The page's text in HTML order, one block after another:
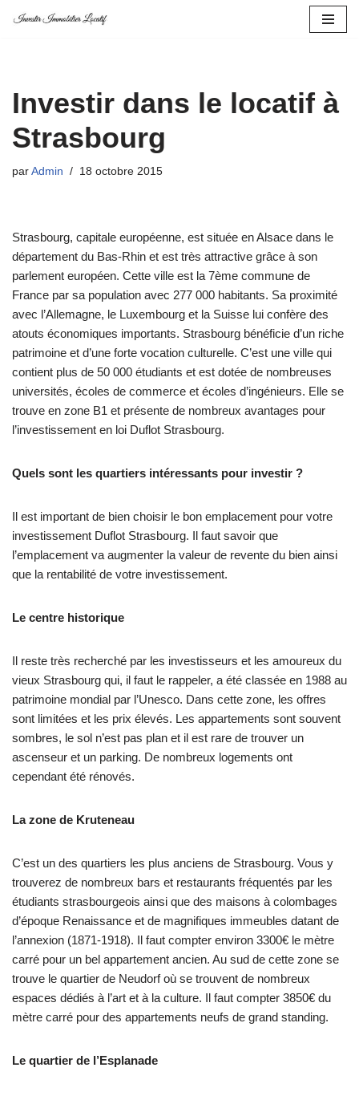
Investir dans le locatif à
Strasbourg
par Admin 18 octobre 2015
Strasbourg, capitale européenne, est située en Alsace dans le
département du Bas-Rhin et est très attractive grâce à son
parlement européen. Cette ville est la 7ème commune de
France par sa population avec 277 000 habitants. Sa proximité
avec l’Allemagne, le Luxembourg et la Suisse lui confère des
atouts économiques importants. Strasbourg bénéficie d’un riche
patrimoine et d’une forte vocation culturelle. C’est une ville qui
contient plus de 50 000 étudiants et est dotée de nombreuses
universités, écoles de commerce et écoles d’ingénieurs. Elle se
trouve en zone B1 et présente de nombreux avantages pour
l’investissement en loi Duflot Strasbourg.
Quels sont les quartiers intéressants pour investir ?
Il est important de bien choisir le bon emplacement pour votre
investissement Duflot Strasbourg. Il faut savoir que
l’emplacement va augmenter la valeur de revente du bien ainsi
que la rentabilité de votre investissement.
Le centre historique
Il reste très recherché par les investisseurs et les amoureux du
vieux Strasbourg qui, il faut le rappeler, a été classée en 1988 au
patrimoine mondial par l’Unesco. Dans cette zone, les offres
sont limitées et les prix élevés. Les appartements sont souvent
sombres, le sol n’est pas plan et il est rare de trouver un
ascenseur et un parking. De nombreux logements ont
cependant été rénovés.
La zone de Kruteneau
C’est un des quartiers les plus anciens de Strasbourg. Vous y
trouverez de nombreux bars et restaurants fréquentés par les
étudiants strasbourgeois ainsi que des maisons à colombages
d’époque Renaissance et de magnifiques immeubles datant de
l’annexion (1871-1918). Il faut compter environ 3300€ le mètre
carré pour un bel appartement ancien. Au sud de cette zone se
trouve le quartier de Neudorf où se trouvent de nombreux
espaces dédiés à l’art et à la culture. Il faut compter 3850€ du
mètre carré pour des appartements neufs de grand standing.
Le quartier de l’Esplanade